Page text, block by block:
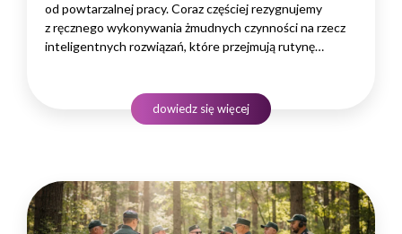
od powtarzalnej pracy. Coraz częściej rezygnujemy
z ręcznego wykonywania żmudnych czynności na rzecz
inteligentnych rozwiązań, które przejmują rutynę
rozwojowego to decyzja strategiczna — wpływa
na wydajność zespołów,…
dowiedz się więcej